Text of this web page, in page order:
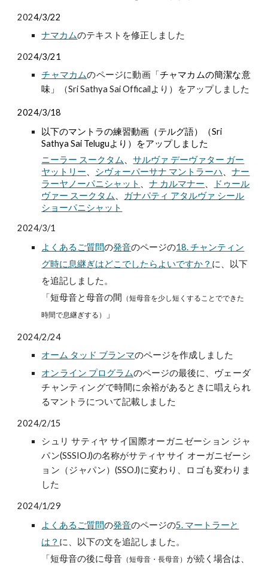
2024/3/22
ナマカムのテキストを修正しました
2024/3/21
チャマカムのページに動画「チャマカムの簡潔な意
味」
（Sri Sathya Sai Officailより）をアップしました
2024/3/18
以下のマントラの練習動画（テルグ語）（Sri
Sathya Sai Teluguより）をアップしました
ニーラー スークタム
、サルヴァ デーヴァター ガー
ヤットリー
シヴォーパーサナ マントラーハ 、ナー
ラーヤノーパニシャット
、ナ カルマナー
ドゥール
ヴァー スークタム
ガナパティ アタルヴァ シール
ショーパニシャット
2024/3/1
よくあるご質問の発音のページの18. チャンティン
グ時に息継ぎはどこでしたらよいですか？ に、 以下
を追記しました。
「短母音と母音の間 （短母音を少し短くすることでできた
時間で息継ぎする）
」
2024/2/24
オーム タッド ブランマのページを作成しました
オンライン プログラムのページの最後に、ヴェーダ
チャンティングで時間に余裕があるときに唱えられ
るマントラについて記載しました
2024/2/15
シュリ サティヤ サイ国際オーガニゼーション ジャ
パン(SSSIOJ)の名称がサティヤ サイ オーガニゼーシ
ョン（ジャパン）(SSOJ)に変わり、ロゴも変わりま
した
2024/1/29
よくあるご質問の発音のページの5. マートラーと
は？ に、 以下の文を追記しました。
「短母音の後に母音 （短母音・長母音） が続く場合は、